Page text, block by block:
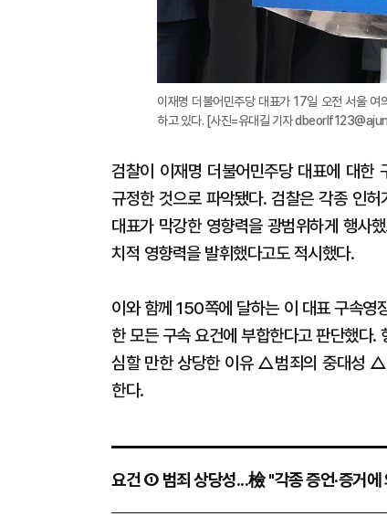
이재명 더불어민주당 대표가 17일 오전 서울
하고 있다. [사진=유대길 기자
검찰이 이재명 더불어민주당 대표에 대한
규정한 것으로 파악됐다. 검찰은 각종 인
대표가 막강한 영향력을 광범위하게 행사
치적 영향력을 발휘했다고도 적시했다.
이와 함께 150쪽에 달하는 이 대표 구속영
한 모든 구속 요건에 부합한다고 판단했
심할 만한 상당한 이유 △범죄의 중대성
한다.
요건 ① 범죄 상당성...檢 "각종 증언‧증거에